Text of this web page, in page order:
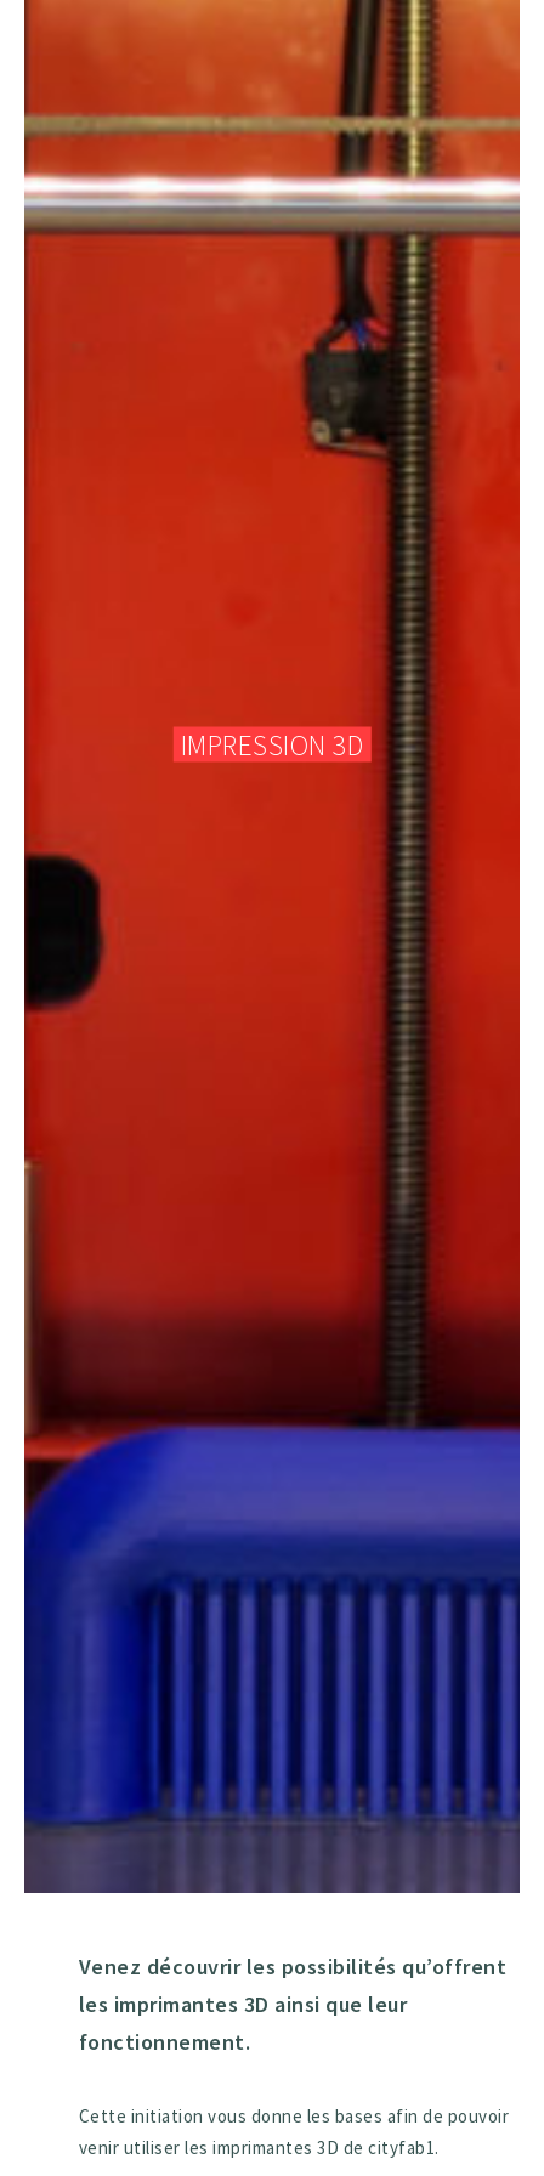
IMPRESSION 3D
Venez découvrir les possibilités qu’offrent
les imprimantes 3D ainsi que leur
fonctionnement.
Cette initiation vous donne les bases afin de pouvoir
venir utiliser les imprimantes 3D de cityfab1.